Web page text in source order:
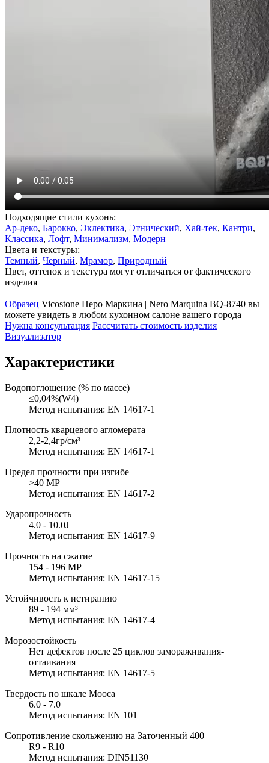
Подходящие стили кухонь:
Ар-деко, Барокко, Эклектика, Этнический, Хай-тек, Кантри,
Классика, Лофт, Минимализм, Модерн
Цвета и текстуры:
Темный, Черный, Мрамор, Природный
Цвет, оттенок и текстура могут отличаться от фактического
изделия
Образец Vicostone Неро Маркина | Nero Marquina BQ-8740 вы
можете увидеть в любом кухонном салоне вашего города
Нужна консультация Рассчитать стоимость изделия
Визуализатор
Характеристики
Водопоглощение (% по массе)
≤0,04%(W4)
Метод испытания: EN 14617-1
Плотность кварцевого агломерата
2,2-2,4гр/см³
Метод испытания: EN 14617-1
Предел прочности при изгибе
>40 MP
Метод испытания: EN 14617-2
Ударопрочность
4.0 - 10.0J
Метод испытания: EN 14617-9
Прочность на сжатие
154 - 196 MP
Метод испытания: EN 14617-15
Устойчивость к истиранию
89 - 194 мм³
Метод испытания: EN 14617-4
Морозостойкость
Нет дефектов после 25 циклов замораживания-
оттаивания
Метод испытания: EN 14617-5
Твердость по шкале Мооса
6.0 - 7.0
Метод испытания: EN 101
Сопротивление скольжению на Заточенный 400
R9 - R10
Метод испытания: DIN51130